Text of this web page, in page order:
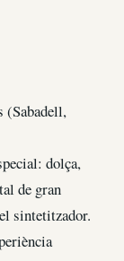
(Sabadell,
dolça,
de gran
sintetitzador.